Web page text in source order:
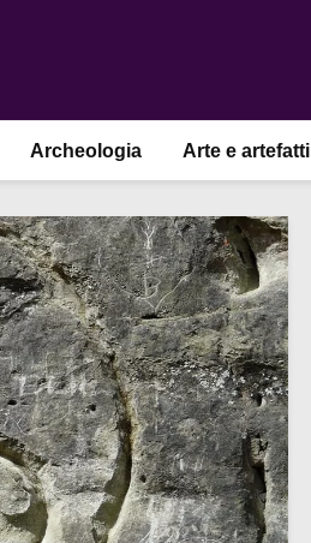
Archeologia Arte e artefatti